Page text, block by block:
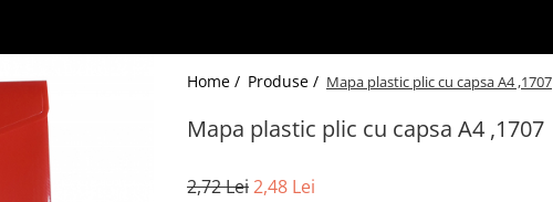
Home / Produse / Mapa plastic plic cu capsa A4 ,1707
Mapa plastic plic cu capsa A4 ,1707
2,72 Lei2,48 Lei